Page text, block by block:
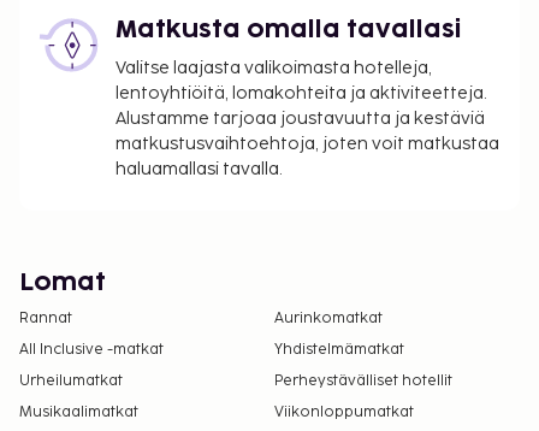
Matkusta omalla tavallasi
Valitse laajasta valikoimasta hotelleja,
lentoyhtiöitä, lomakohteita ja aktiviteetteja.
Alustamme tarjoaa joustavuutta ja kestäviä
matkustusvaihtoehtoja, joten voit matkustaa
haluamallasi tavalla.
Lomat
Rannat
Aurinkomatkat
All Inclusive -matkat
Yhdistelmämatkat
Urheilumatkat
Perheystävälliset hotellit
Musikaalimatkat
Viikonloppumatkat